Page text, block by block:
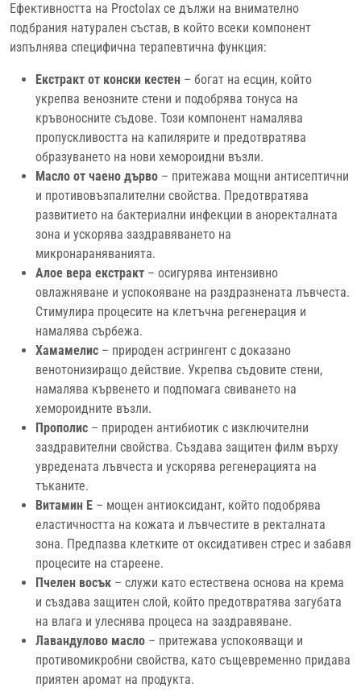
Ефективността на Proctolax се дължи на внимателно
подбрания натурален състав, в който всеки компонент
изпълнява специфична терапевтична функция:
Екстракт от конски кестен – богат на есцин, който
укрепва венозните стени и подобрява тонуса на
кръвоносните съдове. Този компонент намалява
пропускливостта на капилярите и предотвратява
образуването на нови хемороидни възли.
Масло от чаено дърво – притежава мощни антисептични
и противовъзпалителни свойства. Предотвратява
развитието на бактериални инфекции в аноректалната
зона и ускорява заздравяването на
микронараняванията.
Алое вера екстракт – осигурява интензивно
овлажняване и успокояване на раздразнената лъвчеста.
Стимулира процесите на клетъчна регенерация и
намалява сърбежа.
Хамамелис – природен астрингент с доказано
венотонизиращо действие. Укрепва съдовите стени,
намалява кървенето и подпомага свиването на
хемороидните възли.
Прополис – природен антибиотик с изключителни
заздравителни свойства. Създава защитен филм върху
увредената лъвчеста и ускорява регенерацията на
тъканите.
Витамин Е – мощен антиоксидант, който подобрява
еластичността на кожата и лъвчестите в ректалната
зона. Предпазва клетките от оксидативен стрес и забавя
процесите на стареене.
Пчелен восък – служи като естествена основа на крема
и създава защитен слой, който предотвратява загубата
на влага и улеснява процеса на заздравяване.
Лавандулово масло – притежава успокояващи и
противомикробни свойства, като същевременно придава
приятен аромат на продукта.